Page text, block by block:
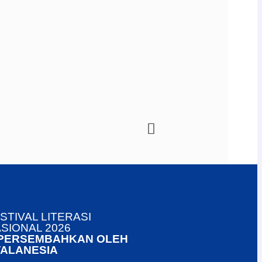
LITERASI
2026
OLEH